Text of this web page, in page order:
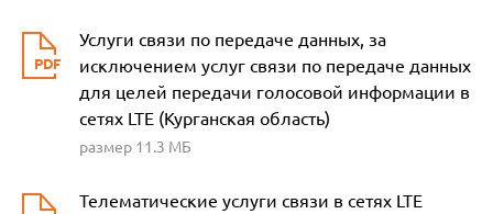
Услуги связи по передаче данных, за
исключением услуг связи по передаче данных
для целей передачи голосовой информации в
сетях LTE (Курганская область)
размер 11.3 МБ
Телематические услуги связи в сетях LTE